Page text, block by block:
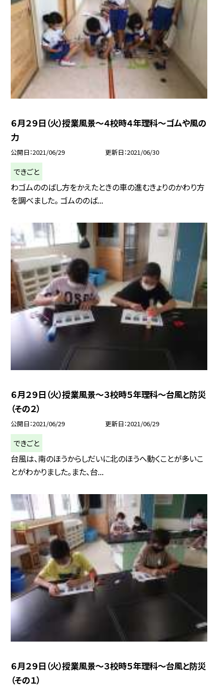
６月２９日（火）授業風景〜４校時４年理科〜ゴムや風の
力
公開日 2021/06/29 更新日 2021/06/30
できごと
わゴムののばし方をかえたときの車の進むきょりのかわり方
を調べました。 ゴムののば...
６月２９日（火）授業風景〜３校時５年理科〜台風と防災
（その２）
公開日 2021/06/29 更新日 2021/06/29
できごと
台風は、南のほうからしだいに北のほうへ動くことが多いこ
とがわかりました。また、台...
６月２９日（火）授業風景〜３校時５年理科〜台風と防災
（その１）